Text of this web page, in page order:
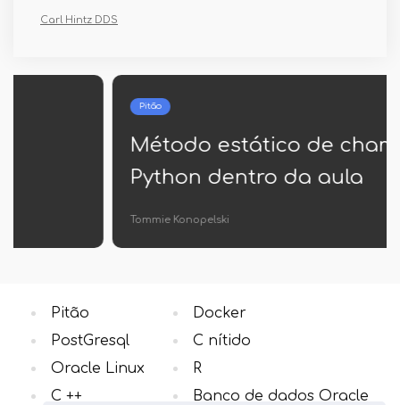
Carl Hintz DDS
Método estático de chamada
Python dentro da aula
Pitão
PostGresql
Oracle Linux
C ++
Docker
C nítido
R
Banco de dados Oracle